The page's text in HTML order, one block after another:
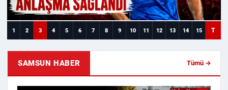
1 2 3 4 5 6 7 8 9 10 11 12 13 14 15 T
SAMSUN HABER Tümü →